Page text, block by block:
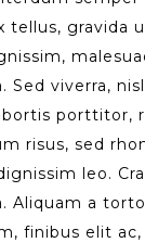
tellus, gravida
Sed viverra, nisl
porttitor,
risus, sed
leo.
Aliquam a
finibus elit